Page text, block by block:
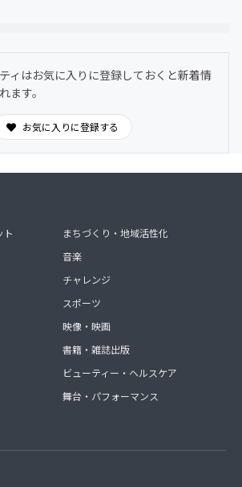
ィはお気に入りに登録しておくと新着情
ます。
お気に入りに登録する
ト
まちづくり・地域活性化
音楽
チャレンジ
スポーツ
映像・映画
書籍・雑誌出版
ビューティー・ヘルスケア
舞台・パフォーマンス